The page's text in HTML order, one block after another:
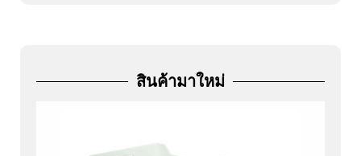
สินค้ามาใหม่